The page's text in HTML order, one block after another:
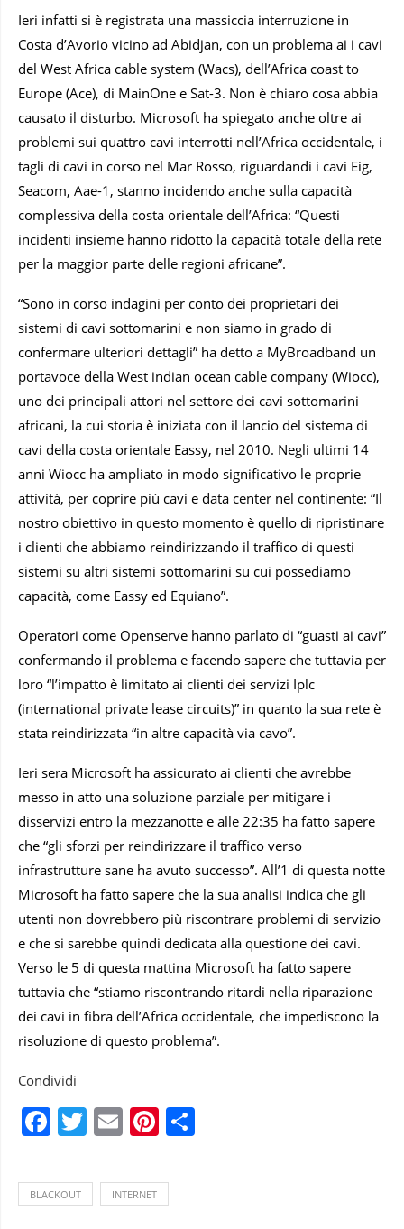
Ieri infatti si è registrata una massiccia interruzione in
Costa d’Avorio vicino ad Abidjan, con un problema ai i cavi
del West Africa cable system (Wacs), dell’Africa coast to
Europe (Ace), di MainOne e Sat-3. Non è chiaro cosa abbia
causato il disturbo. Microsoft ha spiegato anche oltre ai
problemi sui quattro cavi interrotti nell’Africa occidentale, i
tagli di cavi in corso nel Mar Rosso, riguardandi i cavi Eig,
Seacom, Aae-1, stanno incidendo anche sulla capacità
complessiva della costa orientale dell’Africa: “Questi
incidenti insieme hanno ridotto la capacità totale della rete
per la maggior parte delle regioni africane”.
“Sono in corso indagini per conto dei proprietari dei
sistemi di cavi sottomarini e non siamo in grado di
confermare ulteriori dettagli” ha detto a MyBroadband un
portavoce della West indian ocean cable company (Wiocc),
uno dei principali attori nel settore dei cavi sottomarini
africani, la cui storia è iniziata con il lancio del sistema di
cavi della costa orientale Eassy, nel 2010. Negli ultimi 14
anni Wiocc ha ampliato in modo significativo le proprie
attività, per coprire più cavi e data center nel continente: “Il
nostro obiettivo in questo momento è quello di ripristinare
i clienti che abbiamo reindirizzando il traffico di questi
sistemi su altri sistemi sottomarini su cui possediamo
capacità, come Eassy ed Equiano”.
Operatori come Openserve hanno parlato di “guasti ai cavi”
confermando il problema e facendo sapere che tuttavia per
loro “l’impatto è limitato ai clienti dei servizi Iplc
(international private lease circuits)” in quanto la sua rete è
stata reindirizzata “in altre capacità via cavo”.
Ieri sera Microsoft ha assicurato ai clienti che avrebbe
messo in atto una soluzione parziale per mitigare i
disservizi entro la mezzanotte e alle 22:35 ha fatto sapere
che “gli sforzi per reindirizzare il traffico verso
infrastrutture sane ha avuto successo”. All’1 di questa notte
Microsoft ha fatto sapere che la sua analisi indica che gli
utenti non dovrebbero più riscontrare problemi di servizio
e che si sarebbe quindi dedicata alla questione dei cavi.
Verso le 5 di questa mattina Microsoft ha fatto sapere
tuttavia che “stiamo riscontrando ritardi nella riparazione
dei cavi in fibra dell’Africa occidentale, che impediscono la
risoluzione di questo problema”.
Condividi
Facebook
Twitter
EmailPinterest
BLACKOUT INTERNET